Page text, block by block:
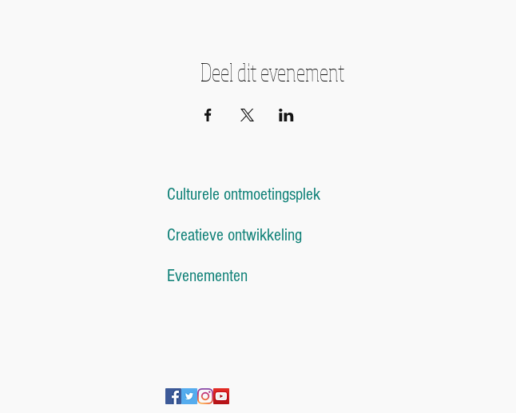
Deel dit evenement
Culturele ontmoetingsplek
Creatieve ontwikkeling
Evenementen